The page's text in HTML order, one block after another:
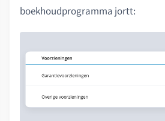
boekhoudprogramma jortt: